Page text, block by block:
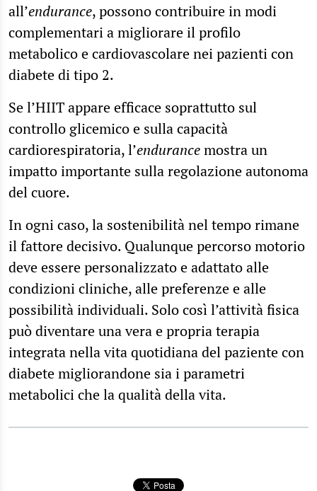
all’endurance, possono contribuire in modi
complementari a migliorare il profilo
metabolico e cardiovascolare nei pazienti con
diabete di tipo 2.
Se l’HIIT appare efficace soprattutto sul
controllo glicemico e sulla capacità
cardiorespiratoria, l’endurancemostra un
impatto importante sulla regolazione autonoma
del cuore.
In ogni caso, la sostenibilità nel tempo rimane
il fattore decisivo. Qualunque percorso motorio
deve essere personalizzato e adattato alle
condizioni cliniche, alle preferenze e alle
possibilità individuali. Solo così l’attività fisica
può diventare una vera e propria terapia
integrata nella vita quotidiana del paziente con
diabete migliorandone sia i parametri
metabolici che la qualità della vita.